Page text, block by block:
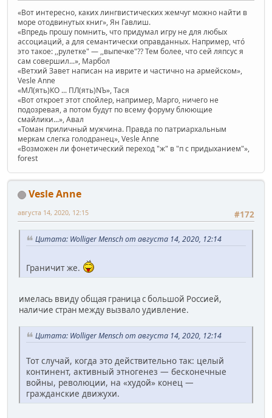
«Вот интересно, каких лингвистических жемчуг можно найти в
море отодвинутых книг», Ян Гавлиш.
«Впредь прошу помнить, что придумал игру не для любых
ассоциаций, а для семантически оправданных. Например, чтó
это такое: ,,рулетке" — ,,выпечке"?? Тем более, что сей ляпсус я
сам совершил...», Марбол
«Ветхий Завет написан на иврите и частично на армейском»,
Vesle Anne
«МЛ(ять)КО ... ПЛ(ять)NЪ», Тася
«Вот откроет этот спойлер, например, Марго, ничего не
подозревая, а потом будут по всему форуму блюющие
смайлики...», Авал
«Томан приличный мужчина. Правда по патриархальным
меркам слегка голодранец», Vesle Anne
«Возможен ли фонетический переход "ж" в "п с придыханием"»,
forest
Vesle Anne
#172
августа 14, 2020, 12:15
Цитата: Wolliger Mensch от августа 14, 2020, 12:14
Граничит же.
имелась ввиду общая граница с большой Россией,
наличие стран между вызвало удивление.
Цитата: Wolliger Mensch от августа 14, 2020, 12:14
Тот случай, когда это действительно так: целый
континент, активный этногенез — бесконечные
войны, революции, на «худой» конец —
гражданские движухи.